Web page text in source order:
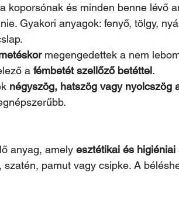
a koporsónak és minden benne lévő
Gyakori anyagok: fenyő, tölgy,
megengedettek a nem
a fémbetét szellőző betéttel.
négyszög, hatszög vagy nyolcszög
anyag, amely esztétikai és higiéniai
szatén, pamut vagy csipke. A